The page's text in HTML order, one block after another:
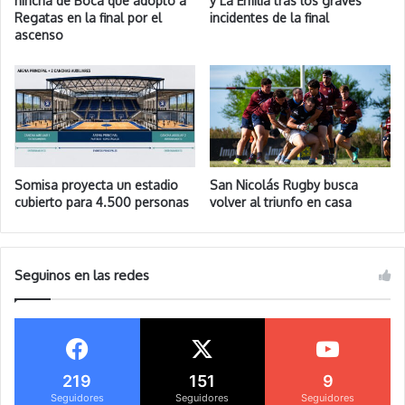
Regatas en la final por el
ascenso
incidentes de la final
Somisa proyecta un estadio
cubierto para 4.500 personas
San Nicolás Rugby busca
volver al triunfo en casa
Seguinos en las redes
219
Seguidores
151
Seguidores
9
Seguidores